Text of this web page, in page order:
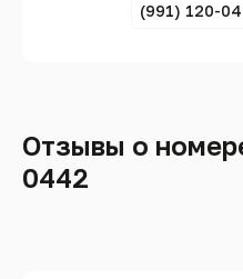
(991) 120-
Отзывы о
0442